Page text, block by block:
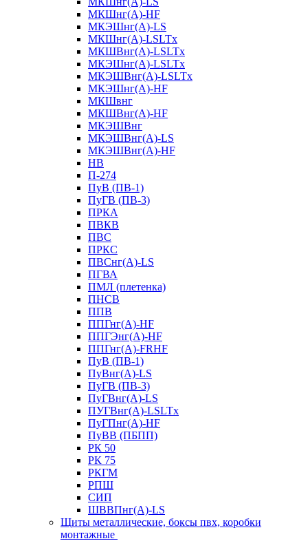
МКШнг(А)-HF
МКЭШнг(А)-LS
МКШнг(А)-LSLTx
МКШВнг(A)-LSLTx
МКЭШнг(А)-LSLTx
МКЭШВнг(A)-LSLTx
МКЭШнг(А)-HF
МКШвнг
МКШВнг(А)-HF
МКЭШВнг
МКЭШВнг(А)-LS
МКЭШВнг(А)-HF
НВ
П-274
ПуВ (ПВ-1)
ПуГВ (ПВ-3)
ПРКА
ПВКВ
ПВС
ПРКС
ПВСнг(А)-LS
ПГВА
ПМЛ (плетенка)
ПНСВ
ППВ
ППГнг(А)-HF
ППГЭнг(А)-HF
ППГнг(А)-FRHF
ПуВ (ПВ-1)
ПуВнг(А)-LS
ПуГВ (ПВ-3)
ПуГВнг(А)-LS
ПУГВнг(А)-LSLTx
ПуГПнг(А)-HF
ПуВВ (ПБПП)
РК 50
РК 75
РКГМ
РПШ
СИП
ШВВПнг(А)-LS
Щиты металлические, боксы пвх, коробки
монтажные